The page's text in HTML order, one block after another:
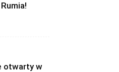
otwarty w